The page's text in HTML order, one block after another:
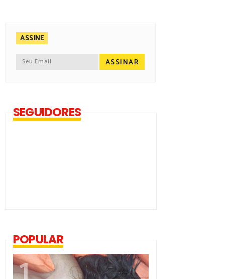
ASSINE
SEGUIDORES
POPULAR